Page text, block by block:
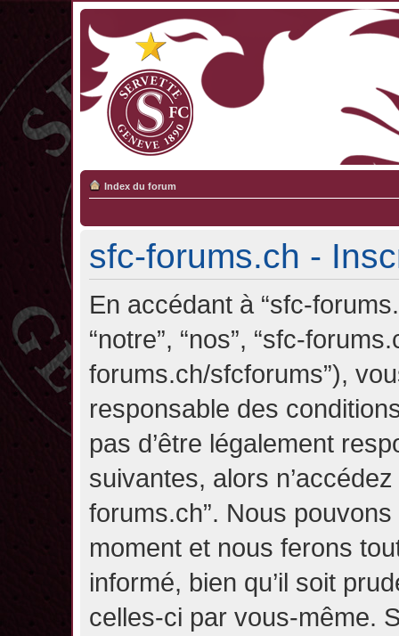
Index du forum
sfc-forums.ch -
En accédant à “sfc-
“notre”, “nos”, “sfc-
forums.ch/sfcforums”),
responsable des
pas d’être légalement
suivantes, alors
forums.ch”. Nous
moment et nous ferons
informé, bien qu’il soit
celles-ci par vous-même.